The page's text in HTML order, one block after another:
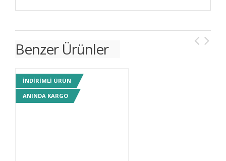
Benzer Ürünler
INDIRIMLI ÜRÜN
ANINDA KARGO